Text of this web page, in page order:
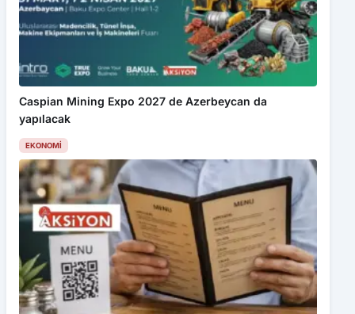
Caspian Mining Expo 2027 de Azerbeycan da
yapılacak
EKONOMI